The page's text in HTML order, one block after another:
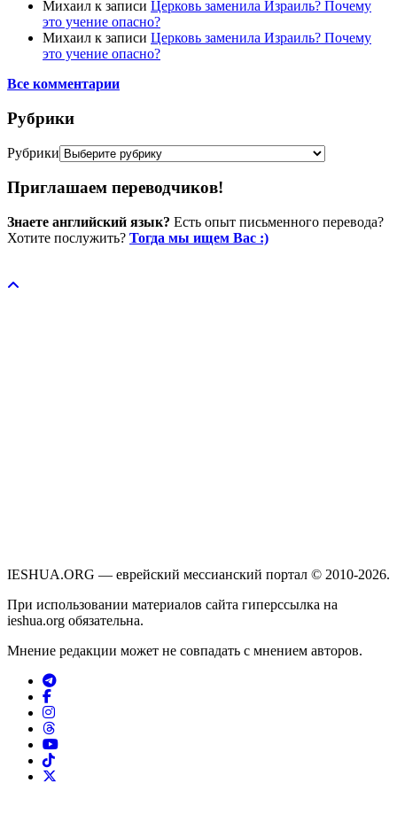
Михаил к записи Церковь заменила Израиль? Почему
это учение опасно?
Михаил к записи Церковь заменила Израиль? Почему
это учение опасно?
Все комментарии
Рубрики
Рубрики
Приглашаем переводчиков!
Знаете английский язык? Есть опыт письменного перевода?
Хотите послужить? Тогда мы ищем Вас :)
IESHUA.ORG — еврейский мессианский портал © 2010-2026.
При использовании материалов сайта гиперссылка на
ieshua.org обязательна.
Мнение редакции может не совпадать с мнением авторов.